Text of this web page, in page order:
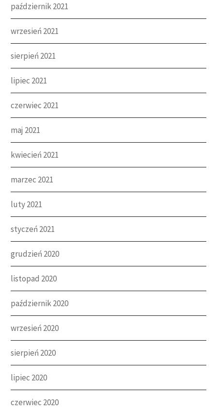
październik 2021
wrzesień 2021
sierpień 2021
lipiec 2021
czerwiec 2021
maj 2021
kwiecień 2021
marzec 2021
luty 2021
styczeń 2021
grudzień 2020
listopad 2020
październik 2020
wrzesień 2020
sierpień 2020
lipiec 2020
czerwiec 2020